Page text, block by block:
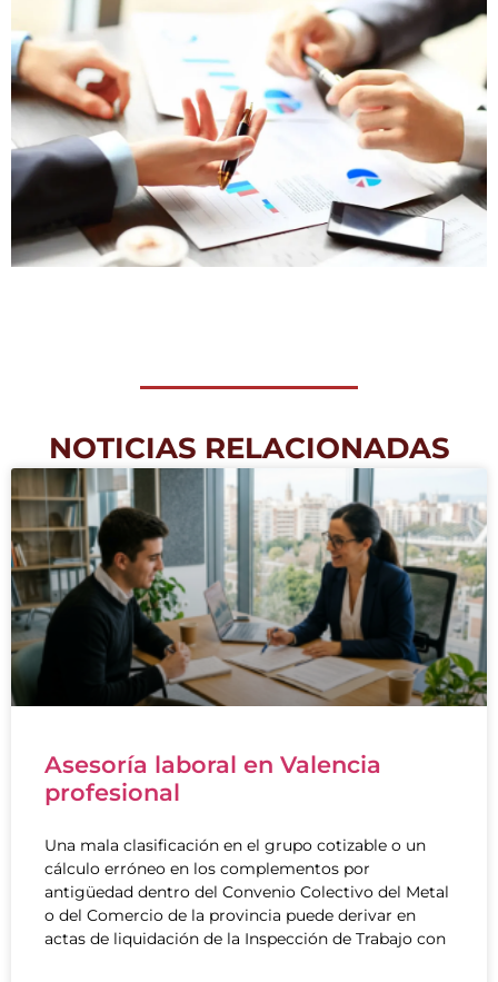
NOTICIAS RELACIONADAS
Asesoría laboral en Valencia
profesional
Una mala clasificación en el grupo cotizable o un
cálculo erróneo en los complementos por
antigüedad dentro del Convenio Colectivo del Metal
o del Comercio de la provincia puede derivar en
actas de liquidación de la Inspección de Trabajo con